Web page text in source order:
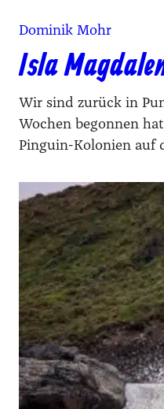
Dominik Mohr
Isla
Wir sind zurück in
Wochen begonnen
Pinguin-Kolonien auf